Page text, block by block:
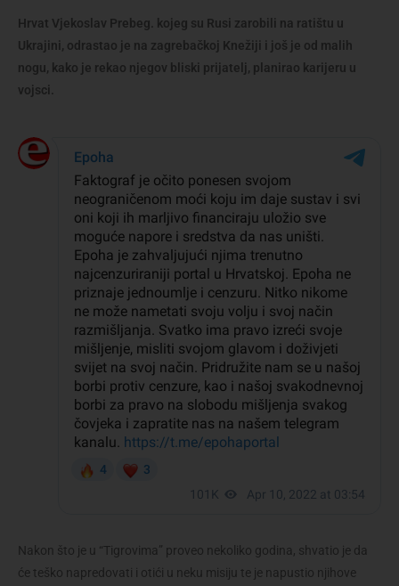
Hrvat Vjekoslav Prebeg. kojeg su Rusi zarobili na ratištu u
Ukrajini, odrastao je na zagrebačkoj Knežiji i još je od malih
nogu, kako je rekao njegov bliski prijatelj, planirao karijeru u
vojsci.
Nakon što je u “Tigrovima” proveo nekoliko godina, shvatio je da
će teško napredovati i otići u neku misiju te je napustio njihove